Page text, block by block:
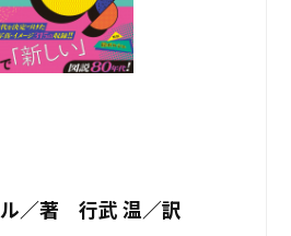
／著 行武 温／訳